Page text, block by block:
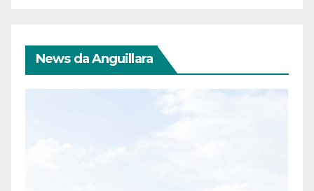
News da Anguillara